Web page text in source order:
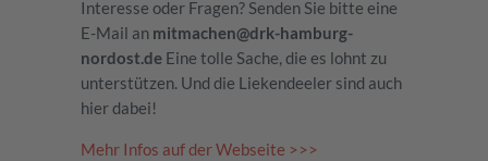
Interesse oder Fragen? Senden Sie bitte eine
E-Mail an mitmachen@drk-hamburg-
nordost.de Eine tolle Sache, die es lohnt zu
unterstützen. Und die Liekendeeler sind auch
hier dabei!
Mehr Infos auf der Webseite >>>